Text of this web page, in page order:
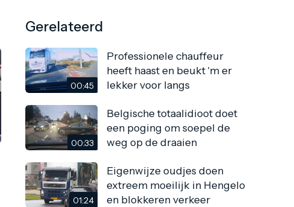
Gerelateerd
00:45
Professionele chauffeur
heeft haast en beukt 'm er
lekker voor langs
00:33
Belgische totaalidioot doet
een poging om soepel de
weg op de draaien
01:24
Eigenwijze oudjes doen
extreem moeilijk in Hengelo
en blokkeren verkeer